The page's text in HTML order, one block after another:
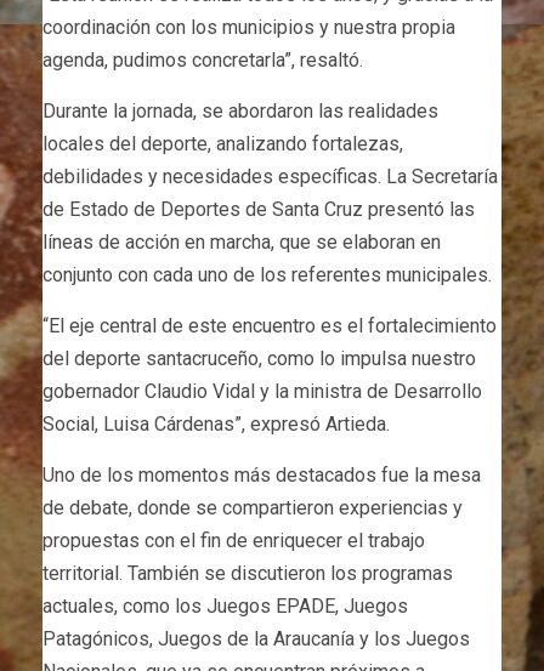
coordinación con los municipios y nuestra propia
agenda, pudimos concretarla”, resaltó.
Durante la jornada, se abordaron las realidades
locales del deporte, analizando fortalezas,
debilidades y necesidades específicas. La Secretaría
de Estado de Deportes de Santa Cruz presentó las
líneas de acción en marcha, que se elaboran en
conjunto con cada uno de los referentes municipales.
“El eje central de este encuentro es el fortalecimiento
del deporte santacruceño, como lo impulsa nuestro
gobernador Claudio Vidal y la ministra de Desarrollo
Social, Luisa Cárdenas”, expresó Artieda.
Uno de los momentos más destacados fue la mesa
de debate, donde se compartieron experiencias y
propuestas con el fin de enriquecer el trabajo
territorial. También se discutieron los programas
actuales, como los Juegos EPADE, Juegos
Patagónicos, Juegos de la Araucanía y los Juegos